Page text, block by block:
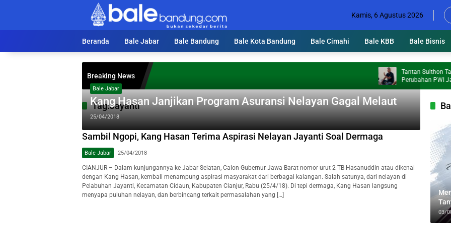
Kamis, 6 Agustus 2026
Beranda Bale Jabar Bale Bandung Bale Kota Bandung Bale Cimahi Bale KBB Bale Bisnis
Breaking News
Tantan Sulthon
Perubahan PWI Jabar,
Jadi Prioritas
Tag:Jayanti
Bale Jabar
Kang Hasan Janjikan Program Asuransi Nelayan Gagal Melaut
25/04/2018
Sambil Ngopi, Kang Hasan Terima Aspirasi Nelayan Jayanti Soal Dermaga
Bale Jabar 25/04/2018
CIANJUR – Dalam kunjungannya ke Jabar Selatan, Calon Gubernur Jawa Barat nomor urut 2 TB Hasanuddin atau dikenal
dengan Kang Hasan, kembali menampung aspirasi masyarakat dari berbagai kalangan. Salah satunya, dari nelayan di
Pelabuhan Jayanti, Kecamatan Cidaun, Kabupaten Cianjur, Rabu (25/4/18). Di tepi dermaga, Kang Hasan langsung
menyapa puluhan nelayan, dan berbincang terkait permasalahan yang […]
03/